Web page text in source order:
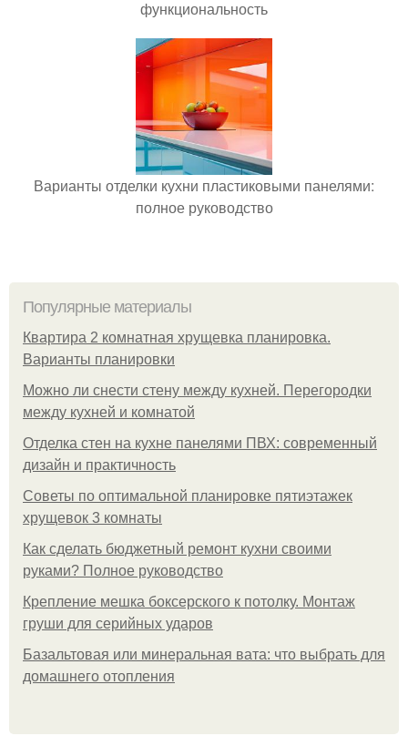
функциональность
Варианты отделки кухни пластиковыми панелями:
полное руководство
Популярные материалы
Квартира 2 комнатная хрущевка планировка.
Варианты планировки
Можно ли снести стену между кухней. Перегородки
между кухней и комнатой
Отделка стен на кухне панелями ПВХ: современный
дизайн и практичность
Советы по оптимальной планировке пятиэтажек
хрущевок 3 комнаты
Как сделать бюджетный ремонт кухни своими
руками? Полное руководство
Крепление мешка боксерского к потолку. Монтаж
груши для серийных ударов
Базальтовая или минеральная вата: что выбрать для
домашнего отопления